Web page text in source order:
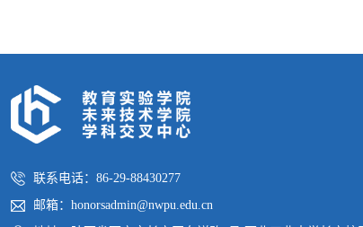
联系电话：86-29-88430277
邮箱：honorsadmin@nwpu.edu.cn